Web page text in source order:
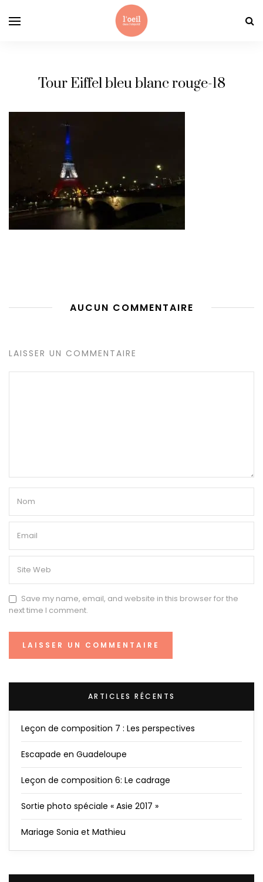
Tour Eiffel bleu blanc rouge-18
AUCUN COMMENTAIRE
LAISSER UN COMMENTAIRE
Save my name, email, and website in this browser for the
next time I comment.
ARTICLES RÉCENTS
Leçon de composition 7 : Les perspectives
Escapade en Guadeloupe
Leçon de composition 6: Le cadrage
Sortie photo spéciale « Asie 2017 »
Mariage Sonia et Mathieu